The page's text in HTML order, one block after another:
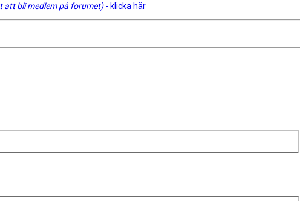
att bli medlem på forumet)- klicka här